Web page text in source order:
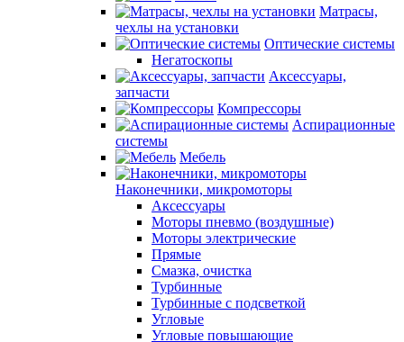
Матрасы,
чехлы на установки
Оптические системы
Негатоскопы
Аксессуары,
запчасти
Компрессоры
Аспирационные
системы
Мебель
Наконечники, микромоторы
Аксессуары
Моторы пневмо (воздушные)
Моторы электрические
Прямые
Смазка, очистка
Турбинные
Турбинные с подсветкой
Угловые
Угловые повышающие